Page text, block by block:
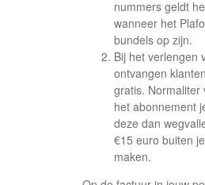
nummers geldt
wanneer het
bundels op zijn.
Bij het verlengen
ontvangen
gratis. Normaliter
het abonnement
deze dan
€15 euro buiten
maken.